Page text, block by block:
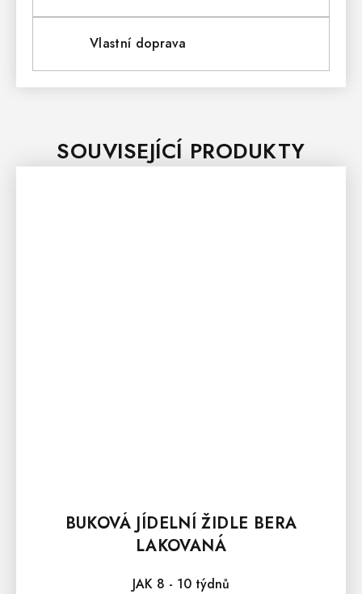
Vlastní doprava
SOUVISEJÍCÍ PRODUKTY
BUKOVÁ JÍDELNÍ ŽIDLE BERA
LAKOVANÁ
JAK 8 - 10 týdnů